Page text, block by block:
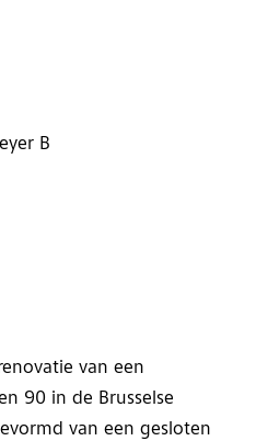
B
van een
90 in de Brusselse
van een gesloten